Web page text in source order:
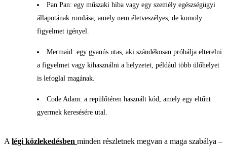
Pan Pan: egy műszaki hiba vagy egy személy egészségügyi
állapotának romlása, amely nem életveszélyes, de komoly
figyelmet igényel.
Mermaid: egy gyanús utas, aki szándékosan próbálja elterelni
a figyelmet vagy kihasználni a helyzetet, például több ülőhelyet
is lefoglal magának.
Code Adam: a repülőtéren használt kód, amely egy eltűnt
gyermek keresésére utal.
A légi közlekedésben minden részletnek megvan a maga szabálya –